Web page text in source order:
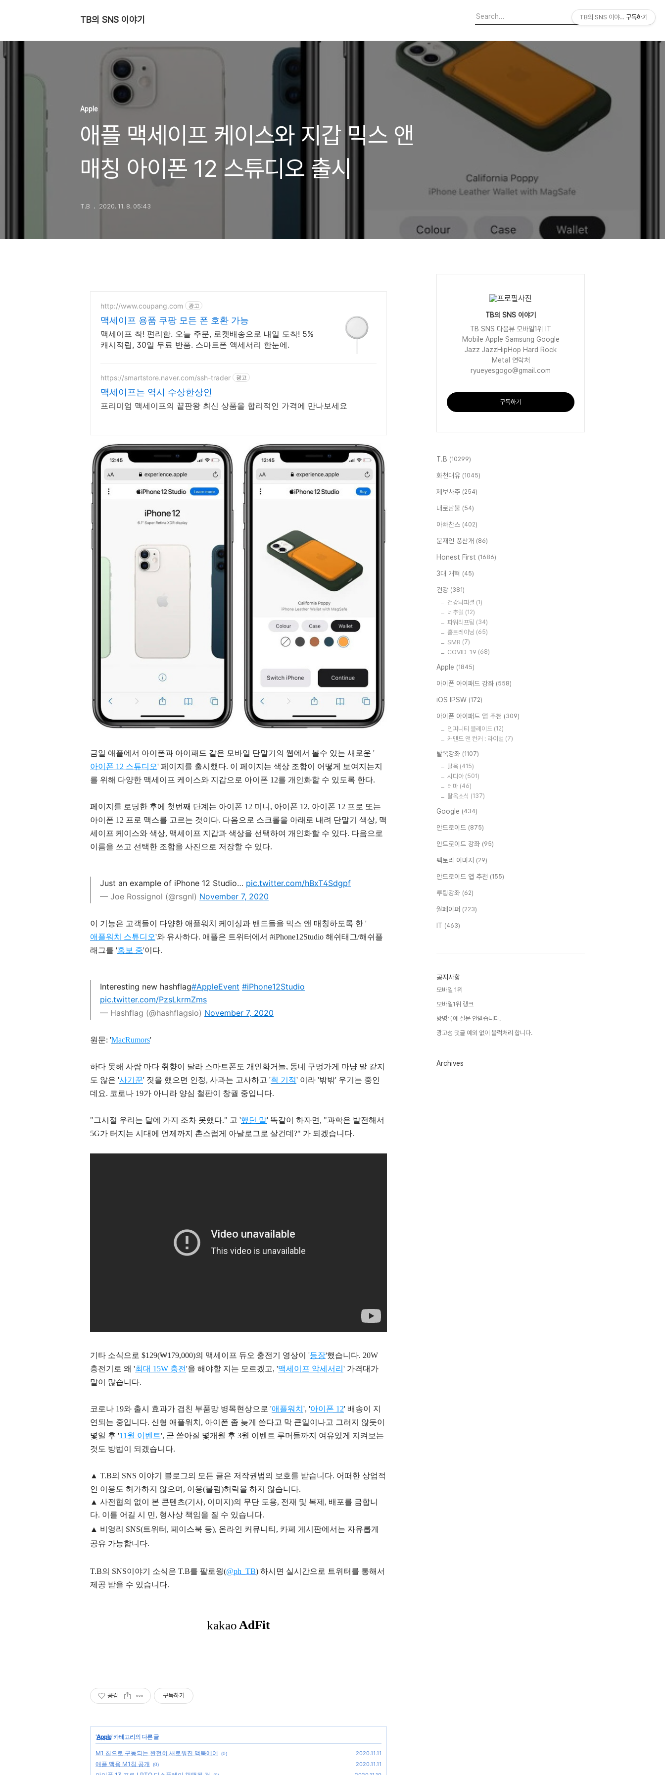
TB의 SNS 이야기
Apple
애플 맥세이프 케이스와 지갑 믹스 앤
매칭 아이폰 12 스튜디오 출시
T.B 2020. 11. 8. 05:43
http://www.coupang.com 광고
맥세이프 용품 쿠팡 모든 폰 호환 가능
맥세이프 착! 편리함. 오늘 주문, 로켓배송으로 내일 도착! 5%
캐시적립, 30일 무료 반품. 스마트폰 액세서리 한눈에.
https://smartstore.naver.com/ssh-trader 광고
맥세이프는 역시 수상한상인
프리미엄 맥세이프의 끝판왕 최신 상품을 합리적인 가격에 만나보세요
금일 애플에서 아이폰과 아이패드 같은 모바일 단말기의 웹에서 볼수 있는 새로운 '
아이폰 12 스튜디오' 페이지를 출시했다. 이 페이지는 색상 조합이 어떻게 보여지는지
를 위해 다양한 맥세이프 케이스와 지갑으로 아이폰 12를 개인화할 수 있도록 한다.
페이지를 로딩한 후에 첫번째 단계는 아이폰 12 미니, 아이폰 12, 아이폰 12 프로 또는
아이폰 12 프로 맥스를 고르는 것이다. 다음으로 스크롤을 아래로 내려 단말기 색상, 맥
세이프 케이스와 색상, 맥세이프 지갑과 색상을 선택하여 개인화할 수 있다. 다음으로
이름을 쓰고 선택한 조합을 사진으로 저장할 수 있다.
Just an example of iPhone 12 Studio… pic.twitter.com/hBxT4Sdgpf
— Joe Rossignol (@rsgnl) November 7, 2020
이 기능은 고객들이 다양한 애플워치 케이싱과 밴드들을 믹스 앤 매칭하도록 한 '
애플워치 스튜디오'와 유사하다. 애플은 트위터에서 #iPhone12Studio 해쉬태그/해쉬플
래그를 '홍보 중'이다.
Interesting new hashflag#AppleEvent #iPhone12Studio
pic.twitter.com/PzsLkrmZms
— Hashflag (@hashflagsio) November 7, 2020
원문: 'MacRumors'
하다 못해 사람 마다 취향이 달라 스마트폰도 개인화거늘, 동네 구멍가게 마냥 말 같지
도 않은 '사기꾼' 짓을 했으면 인정, 사과는 고사하고 '획 기적' 이라 '밖밖' 우기는 중인
데요. 코로나 19가 아니라 양심 철판이 창궐 중입니다.
"그시절 우리는 달에 가지 조차 못했다." 고 '했던 말' 똑같이 하자면, "과학은 발전해서
5G가 터지는 시대에 언제까지
촌스럽게 아날로그로 살건데?" 가 되겠습니다.
기타 소식으로 $129(₩179,000)의 맥세이프 듀오 충전기 영상이 '등장'했습니다. 20W
충전기로 왜 '최대 15W 충전'을 해야할 지는 모르겠고, '맥세이프 악세서리 ' 가격대가
말이 많습니다.
코로나 19와 출시 효과가 겹친 부품망 병목현상으로 '애플워치 ', '아이폰 12' 배송이 지
연되는 중입니다. 신형 애플워치, 아이폰 좀 늦게 쓴다고 막 큰일이나고 그러지 않듯이
몇일 후 '11월 이벤트', 곧 쏟아질 몇개월 후 3월 이벤트 루머들까지 여유있게 지켜보는
것도 방법이 되겠습니다.
▲ T.B의 SNS 이야기 블 로그의 모든 글은 저작권법의 보호를 받습니다. 어떠한 상업적
인 이용도 허가하지 않으며, 이용(불펌)허락을 하지 않습니다.
▲ 사전협의 없이 본 콘텐츠(기사, 이미지)의 무단 도용, 전재 및 복제, 배포를 금합니
다. 이를 어길 시 민, 형사상 책임을 질 수 있습니다.
▲ 비영리 SNS(트위터, 페이스북 등), 온라인 커뮤니티, 카페 게시판에서는 자유롭게
공유 가능합니다.
T.B의 SNS이야기 소식은 T.B를 팔로윙(@ph_TB) 하시면 실시간으로 트위터를 통해서
제공 받을 수 있습니다.
공감 구독하기
'Apple' 카테고리의 다른 글
M1 칩으로 구동되는 완전히 새로워진 맥북에어 (0) 2020.11.11
애플 맥용 M1칩 공개 (0) 2020.11.11
TB의 SNS 이야기
TB SNS 다음뷰 모바일1위 IT
Mobile Apple Samsung Google
Jazz JazzHipHop Hard Rock
Metal 연락처
ryueyesgogo@gmail.com
구독하기
T.B (10299)
화천대유 (1045)
제보사주 (254)
내로남불 (54)
아빠찬스 (402)
문재인 풍산개 (86)
Honest First (1686)
3대 개혁 (45)
건강 (381)
건강뇌피셜 (1)
네추럴 (12)
파워리프팅 (34)
홈트레이닝 (65)
SMR (7)
COVID-19 (68)
Apple (1845)
아이폰 아이패드 강좌 (558)
iOS IPSW (172)
아이폰 아이패드 앱 추천 (309)
인피니티 블레이드 (12)
커맨드 앤 컨커 : 라이벌 (7)
탈옥강좌 (1107)
탈옥 (415)
시디아 (501)
테마 (46)
탈옥소식 (137)
Google (434)
안드로이드 (875)
안드로이드 강좌 (95)
팩토리 이미지 (29)
안드로이드 앱 추천 (155)
루팅강좌 (62)
월페이퍼 (223)
IT (463)
공지사항
모바일 1위
모바일1위 랭크
방명록에 질문 안받습니다.
광고성 댓글 예외 없이 블럭처리 합니다.
Archives
TB의 SNS 이야기 구독하기